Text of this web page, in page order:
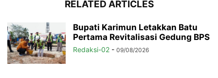
RELATED ARTICLES
Bupati Karimun Letakkan Batu
Pertama Revitalisasi Gedung BPS
Redaksi-02 - 09/08/2026